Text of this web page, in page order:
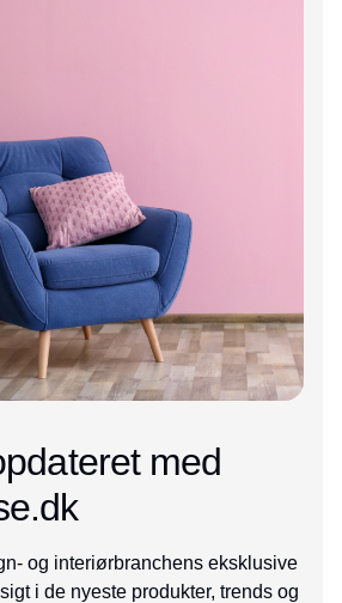
med
og interiørbranchens eksklusive
i de nyeste produkter, trends og